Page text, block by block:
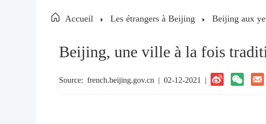
Accueil Les étrangers à Beijing Beijing aux
Beijing, une ville à la fois
Source: french.beijing.gov.cn | 02-12-2021 |